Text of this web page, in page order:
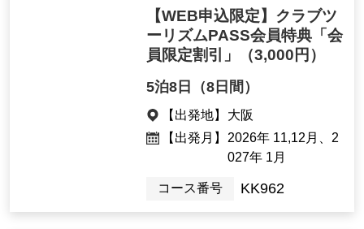
【WEB申込限定】クラブツ
ーリズムPASS会員特典「会
員限定割引」
（3,000円）
5泊8日（8日間）
【出発地】 大阪
【出発月】 2026年 11,12月、2
027年 1月
コース番号 KK962